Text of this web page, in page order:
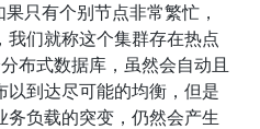
只有个别节点非常繁忙，
们就称这个集群存在热点
布式数据库，虽然会自动且
到达尽可能的均衡，但是
负载的突变，仍然会产生